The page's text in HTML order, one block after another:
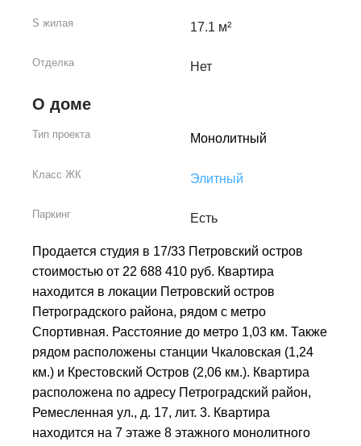
S жилая 17.1 м²
Отделка Нет
О доме
Тип проекта Монолитный
Класс ЖК Элитный
Паркинг Есть
Продается студия в 17/33 Петровский остров
стоимостью от 22 688 410 руб. Квартира
находится в локации Петровский остров
Петроградского района, рядом с метро
Спортивная. Расстояние до метро 1,03 км. Также
рядом расположены станции Чкаловская (1,24
км.) и Крестовский Остров (2,06 км.). Квартира
расположена по адресу Петроградский район,
Ремесленная ул., д. 17, лит. 3. Квартира
находится на 7 этаже 8 этажного монолитного